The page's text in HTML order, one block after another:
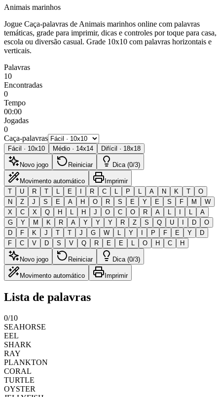
Animais marinhos
Jogue Caça-palavras de Animais marinhos online com palavras
temáticas, grade para imprimir, dicas e controles por toque para casa,
escola ou diversão casual. Grade 10x10 com palavras horizontais e
verticais.
Palavras
10
Encontradas
0
Tempo
00:00
Jogadas
0
Caça-palavras
Fácil · 10x10 Médio · 14x14 Difícil · 18x18
Novo jogo Reiniciar Dica (0/3)
Movimento automático
Imprimir
T
U R T L E I R C L P L A N K T
O
N
Z J S E A H O R S E Y E S F M
W
X
C X Q H L H J O C O R A L I L
A
G
Y M K R A Y Y Y R Z S Q U I D
O
D
F K J T T J G W L Y I P F E Y
D
F
C V D S V Q R E E L O H C H
Novo jogo Reiniciar Dica (0/3)
Movimento automático Imprimir
Lista de palavras
0/10
SEAHORSE
EEL
SHARK
RAY
PLANKTON
CORAL
TURTLE
OYSTER